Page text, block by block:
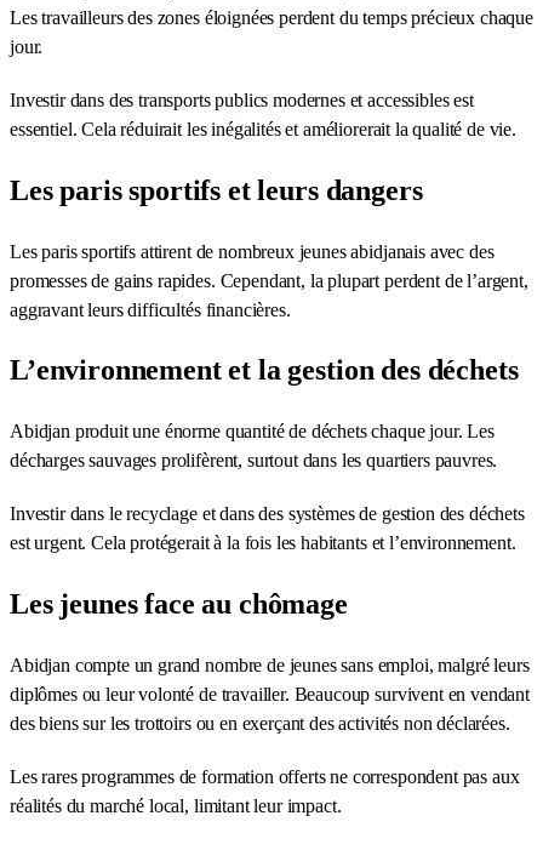
Les travailleurs des zones éloignées perdent du temps précieux chaque
jour.
Investir dans des transports publics modernes et accessibles est
essentiel. Cela réduirait les inégalités et améliorerait la qualité de vie.
Les paris sportifs et leurs dangers
Les paris sportifs attirent de nombreux jeunes abidjanais avec des
promesses de gains rapides. Cependant, la plupart perdent de l’argent,
aggravant leurs difficultés financières.
L’environnement et la gestion des déchets
Abidjan produit une énorme quantité de déchets chaque jour. Les
décharges sauvages prolifèrent, surtout dans les quartiers pauvres.
Investir dans le recyclage et dans des systèmes de gestion des déchets
est urgent. Cela protégerait à la fois les habitants et l’environnement.
Les jeunes face au chômage
Abidjan compte un grand nombre de jeunes sans emploi, malgré leurs
diplômes ou leur volonté de travailler. Beaucoup survivent en vendant
des biens sur les trottoirs ou en exerçant des activités non déclarées.
Les rares programmes de formation offerts ne correspondent pas aux
réalités du marché local, limitant leur impact.